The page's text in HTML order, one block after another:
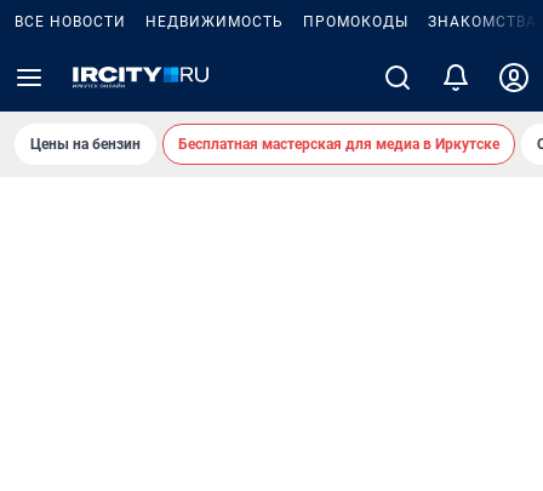
ВСЕ НОВОСТИ НЕДВИЖИМОСТЬ ПРОМОКОДЫ ЗНАКОМСТВА
Цены на бензин Бесплатная мастерская для медиа в Иркутске